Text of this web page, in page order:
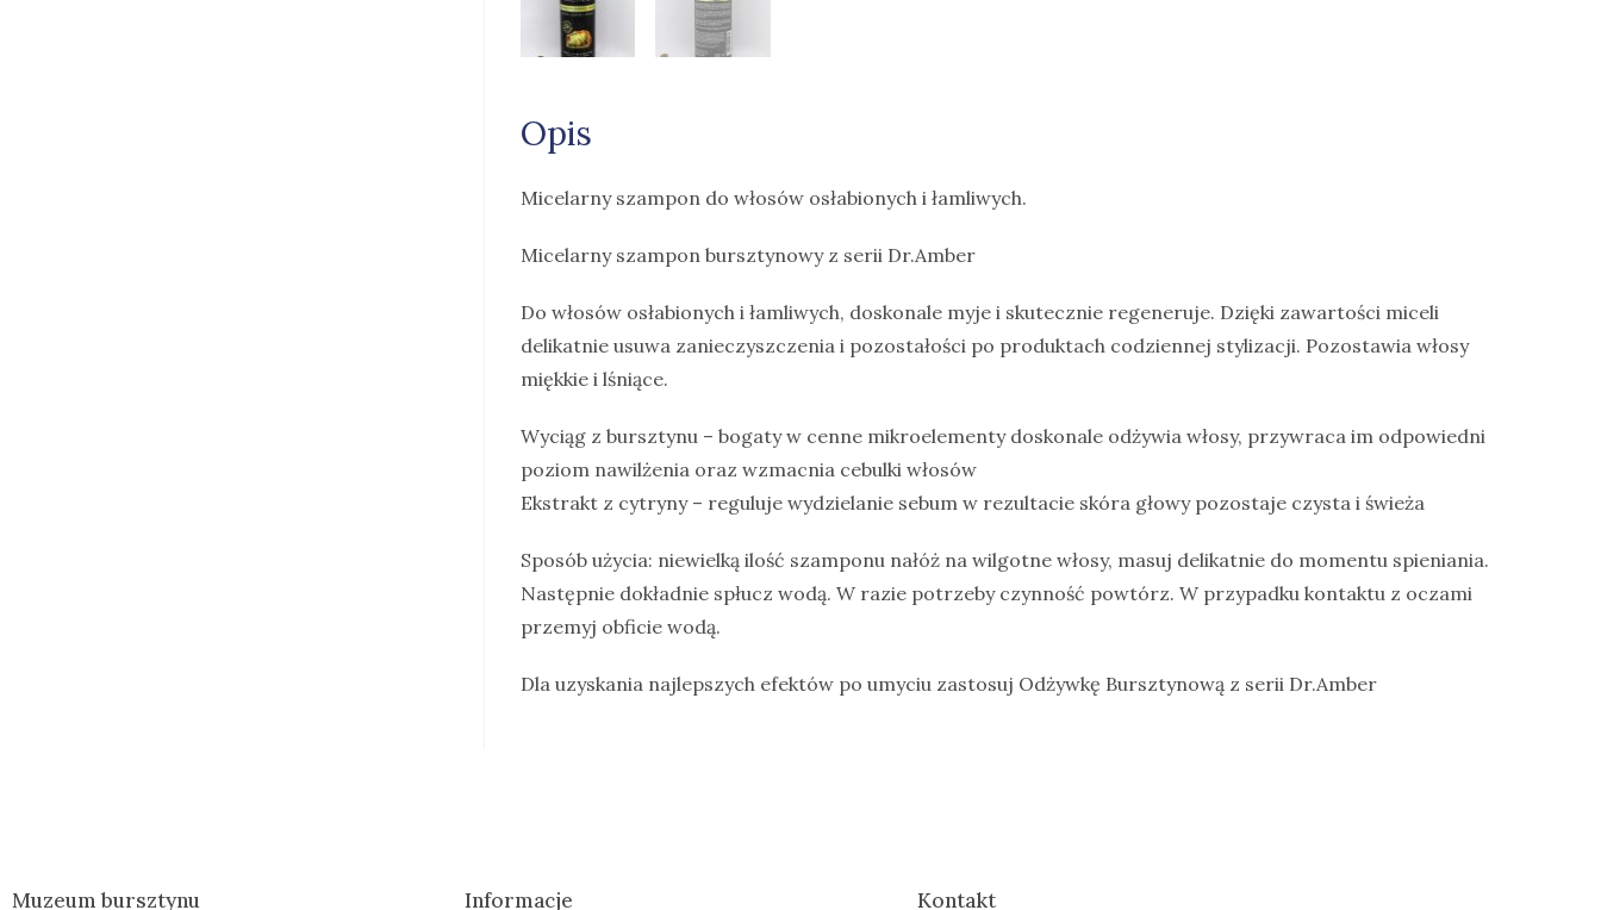
Opis
Micelarny szampon do włosów osłabionych i łamliwych.
Micelarny szampon bursztynowy z serii Dr.Amber
Do włosów osłabionych i łamliwych, doskonale myje i skutecznie regeneruje. Dzięki zawartości miceli
delikatnie usuwa zanieczyszczenia i pozostałości po produktach codziennej stylizacji. Pozostawia włosy
miękkie i lśniące.
Wyciąg z bursztynu – bogaty w cenne mikroelementy doskonale odżywia włosy, przywraca im odpowiedni
poziom nawilżenia oraz wzmacnia cebulki włosów
Ekstrakt z cytryny – reguluje wydzielanie sebum w rezultacie skóra głowy pozostaje czysta i świeża
Sposób użycia: niewielką ilość szamponu nałóż na wilgotne włosy, masuj delikatnie do momentu spieniania.
Następnie dokładnie spłucz wodą. W razie potrzeby czynność powtórz. W przypadku kontaktu z oczami
przemyj obficie wodą.
Dla uzyskania najlepszych efektów po umyciu zastosuj Odżywkę Bursztynową z serii Dr.Amber
Muzeum bursztynu Informacje Kontakt